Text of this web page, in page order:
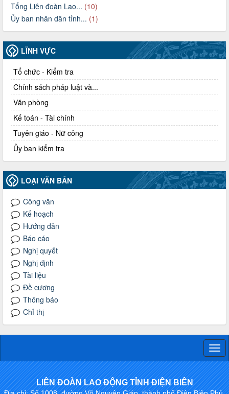
Tổng Liên đoàn Lao... (10)
Ủy ban nhân dân tỉnh... (1)
LĨNH VỰC
Tổ chức - Kiểm tra
Chính sách pháp luật và...
Văn phòng
Kế toán - Tài chính
Tuyên giáo - Nữ công
Ủy ban kiểm tra
LOẠI VĂN BẢN
Công văn
Kế hoạch
Hướng dẫn
Báo cáo
Nghị quyết
Nghị định
Tài liệu
Đề cương
Thông báo
Chỉ thị
LIÊN ĐOÀN LAO ĐỘNG TỈNH ĐIỆN BIÊN